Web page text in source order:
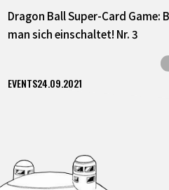
Dragon Ball Super-Card Game:
man sich einschaltet! Nr. 3
EVENTS24.09.2021